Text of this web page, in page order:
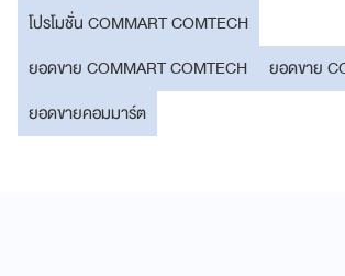
โปรโมชั่น COMMART COMTECH
ยอดขาย COMMART COMTECH
ยอดขาย
ยอดขายคอมมาร์ต